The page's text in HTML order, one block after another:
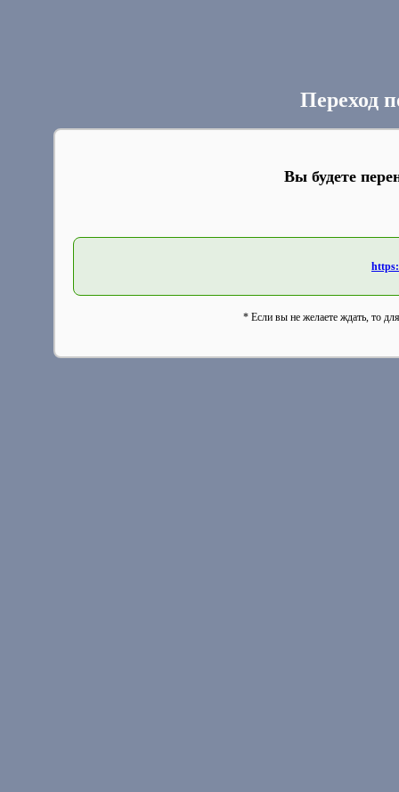
Переход
Вы будете
* Если вы не желаете ждать, то